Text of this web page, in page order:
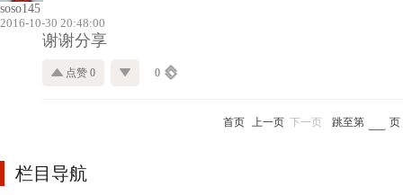
soso145
2016-10-30 20:48:00
谢谢分享
点赞 0 0
首页 上一页 下一页 跳至第 页
栏目导航